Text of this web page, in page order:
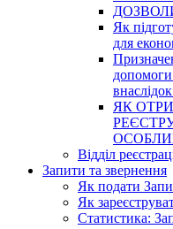
Як
для
допомоги
ЯК
Відділ
Запити та звернення
Як подати
Як
Статистика: